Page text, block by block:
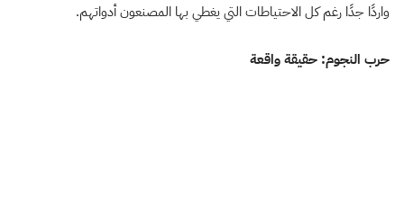
واردًا جدًا رغم كل الاحتياطات التي يغطي بها المصنعون أدواتهم.
حرب النجوم: حقيقة واقعة